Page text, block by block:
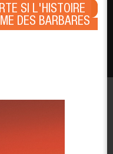
SI L'HISTOIRE
DES BARBARES